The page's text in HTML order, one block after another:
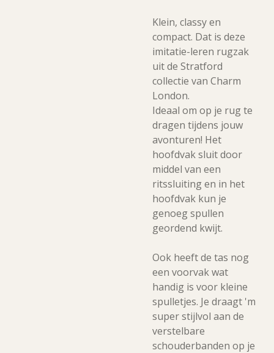
Klein, classy en
compact. Dat is deze
imitatie-leren rugzak
uit de Stratford
collectie van Charm
London.
Ideaal om op je rug te
dragen tijdens jouw
avonturen! Het
hoofdvak sluit door
middel van een
ritssluiting en in het
hoofdvak kun je
genoeg spullen
geordend kwijt.
Ook heeft de tas nog
een voorvak wat
handig is voor kleine
spulletjes. Je draagt 'm
super stijlvol aan de
verstelbare
schouderbanden op je